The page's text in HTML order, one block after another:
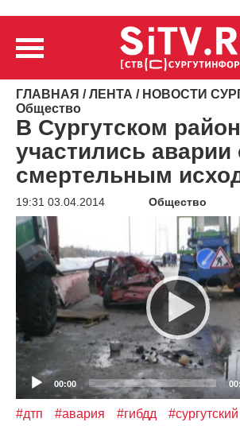
ГЛАВНАЯ /ЛЕНТА / НОВОСТИ
Общество
В Сургутском
участились аварии
смертельным
19:31 03.04.2014 Общество
Видеоплеер
00:00
#дтп #авария #гибдд